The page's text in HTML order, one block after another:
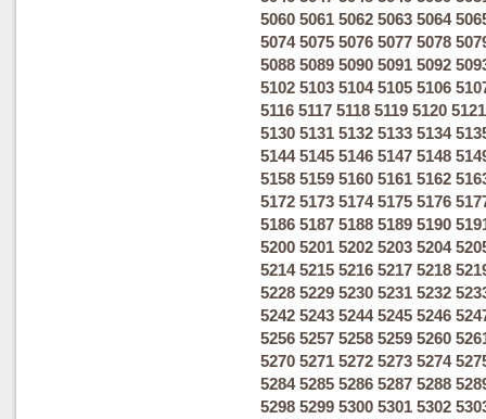
5060 5061 5062 5063 5064
5074 5075 5076 5077 5078
5088 5089 5090 5091 5092
5102 5103 5104 5105 5106
5116 5117 5118 5119 5120 5121
5130 5131 5132 5133 5134
5144 5145 5146 5147 5148
5158 5159 5160 5161 5162
5172 5173 5174 5175 5176
5186 5187 5188 5189 5190
5200 5201 5202 5203 5204
5214 5215 5216 5217 5218
5228 5229 5230 5231 5232
5242 5243 5244 5245 5246
5256 5257 5258 5259 5260
5270 5271 5272 5273 5274
5284 5285 5286 5287 5288
5298 5299 5300 5301 5302